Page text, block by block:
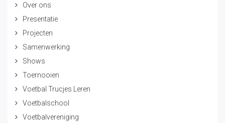
Over ons
Presentatie
Projecten
Samenwerking
Shows
Toernooien
Voetbal Trucjes Leren
Voetbalschool
Voetbalvereniging